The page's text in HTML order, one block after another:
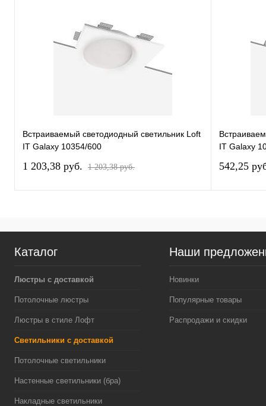
Встраиваемый светодиодный светильник Loft
IT Galaxy 10354/600
1 203,38 pуб. 1 203,38 pуб.
IT Galaxy
542,25
Каталог
Люстры с доставкой
Потолочные люстры
Люстры в стиле Лофт
Светильники с доставкой
Потолочные светильники
Настенные светильники (бра)
Накладные светильники
Наши
Новинки
Популярные товары
Распродажи и скидки